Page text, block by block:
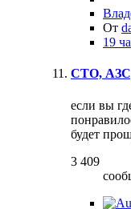
От
19
СТО, АЗС,
если вы
будет
3 409